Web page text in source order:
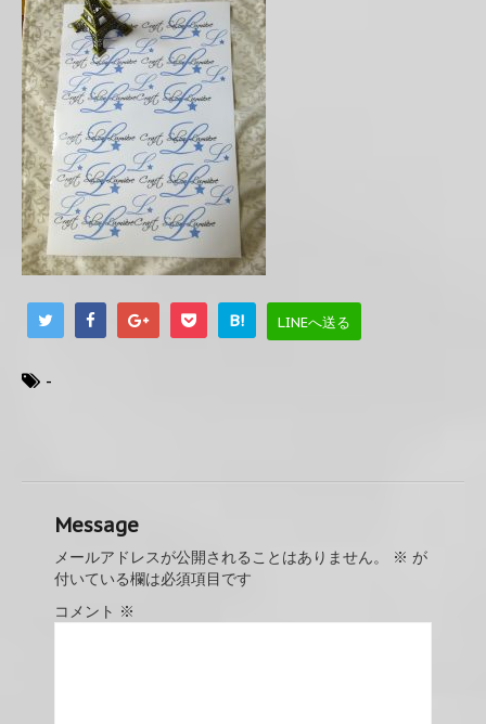
B! LINEへ送る
-
Message
メールアドレスが公開されることはありません。 ※ が
付いている欄は必須項目です
コメント ※